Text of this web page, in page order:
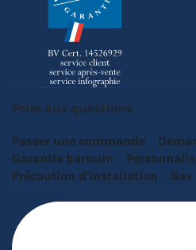
Foire aux questions
Passer une commande
Garantie barnum
Précaution d'installation
Sav